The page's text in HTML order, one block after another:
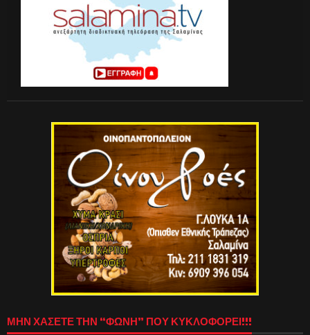
ΜΗΝ ΧΑΣΕΤΕ ΤΗΝ “ΦΩΝΗ” ΠΟΥ ΚΥΚΛΟΦΟΡΕΙ!!!